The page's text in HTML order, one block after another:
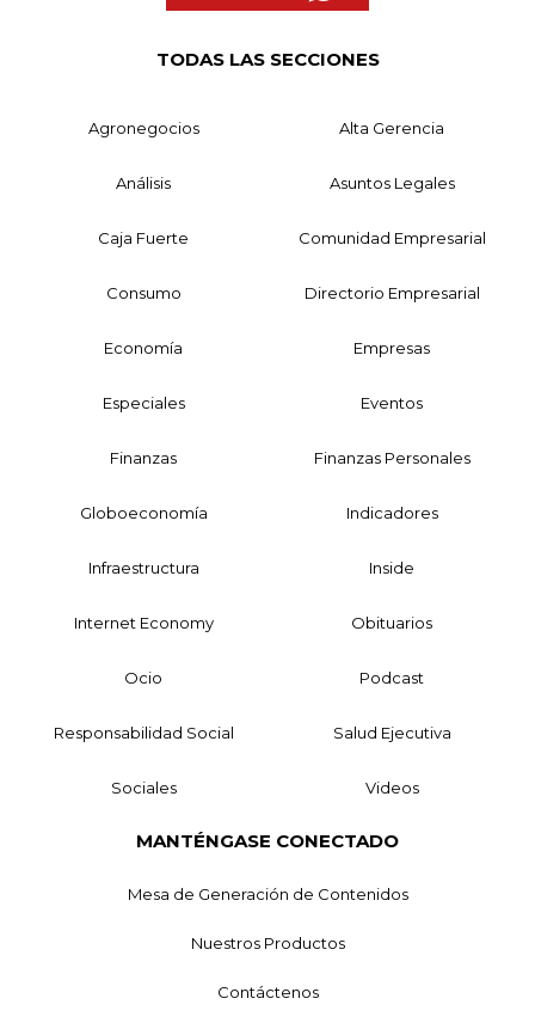
TODAS LAS SECCIONES
Agronegocios Alta Gerencia
Análisis Asuntos Legales
Caja Fuerte Comunidad Empresarial
Consumo Directorio Empresarial
Economía Empresas
Especiales Eventos
Finanzas Finanzas Personales
Globoeconomía Indicadores
Infraestructura Inside
Internet Economy Obituarios
Ocio Podcast
Responsabilidad Social Salud Ejecutiva
Sociales Videos
MANTÉNGASE CONECTADO
Mesa de Generación de Contenidos
Nuestros Productos
Contáctenos